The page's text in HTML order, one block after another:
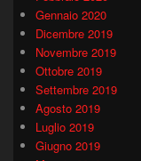
Gennaio 2020
Dicembre 2019
Novembre 2019
Ottobre 2019
Settembre 2019
Agosto 2019
Luglio 2019
Giugno 2019